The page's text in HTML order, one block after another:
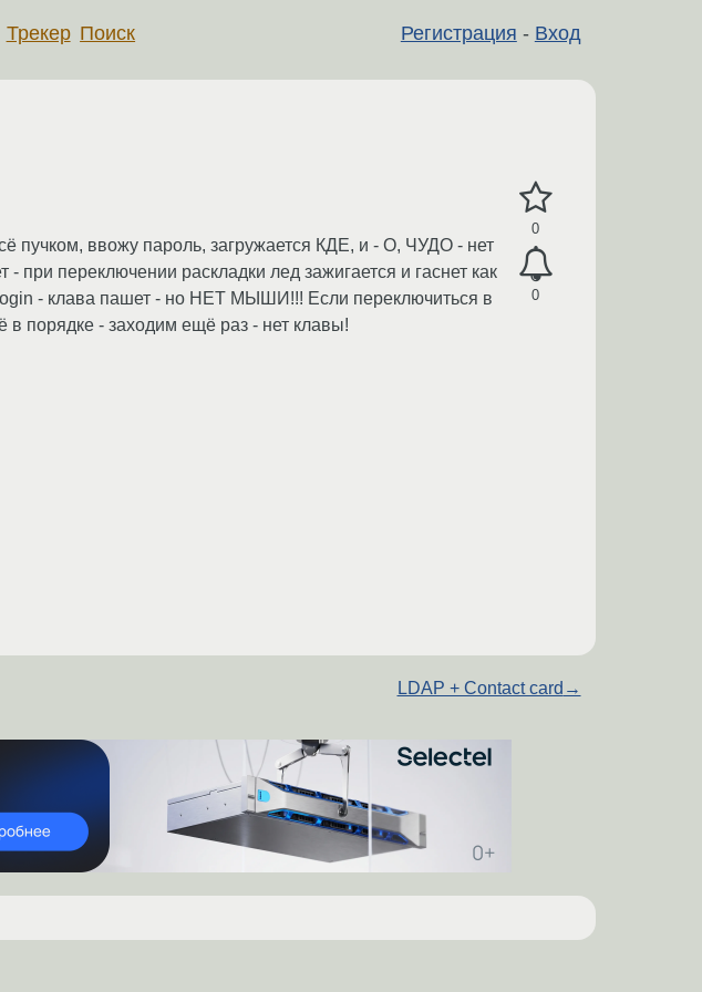
Регистрация - Вход
Трекер Поиск
0
0
пучком, ввожу пароль, загружается КДЕ, и - О, ЧУДО - нет
при переключении раскладки лед зажигается и гаснет как
- клава пашет - но НЕТ МЫШИ!!! Если переключиться в
порядке - заходим ещё раз - нет клавы!
LDAP + Contact card →